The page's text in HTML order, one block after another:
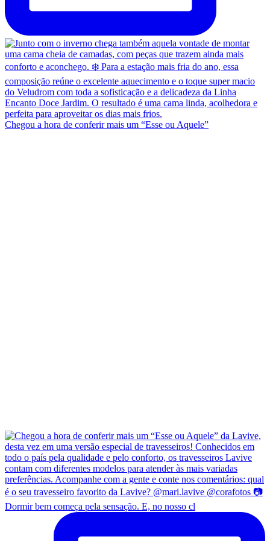
Chegou a hora de conferir mais um “Esse ou Aquele”
Dormir bem começa pela sensação. E, no nosso cl